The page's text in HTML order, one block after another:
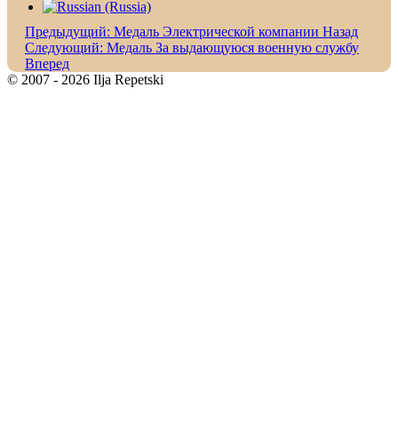
Предыдущий: Медаль Электрической компании Назад
Следующий: Медаль За выдающуюся военную службу
Вперед
© 2007 - 2026 Ilja Repetski